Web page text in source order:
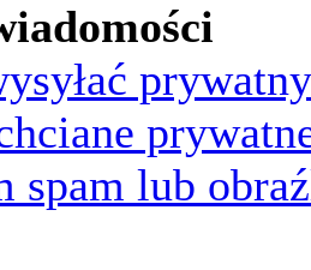
spam lub